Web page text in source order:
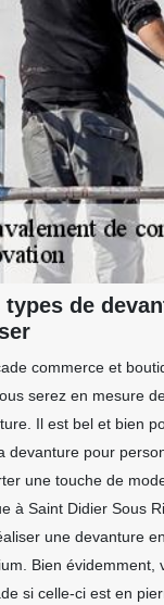
de
commerce et
serez en mesure
Il est bel et bien
devanture pour
une touche de
à Saint Didier Sous
une devanture
Bien évidemment,
si celle-ci est en